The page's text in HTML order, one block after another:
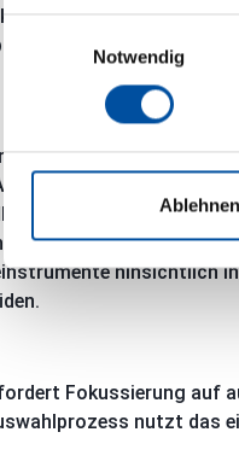
Einwilligungsauswahl
Notwendig
Ablehnen
beeinflussen. Diese
von
die von
Unternehmen
Das
Umsatzstabilität,
Nach
hinsichtlich
Fokussierung auf
nutzt das